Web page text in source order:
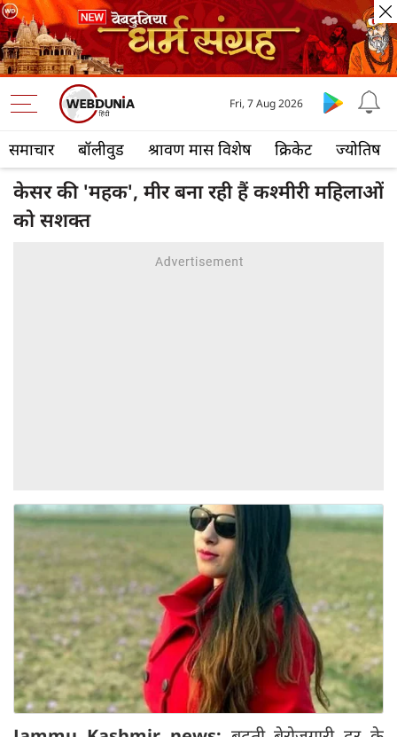
समाचार बॉलीवुड श्रावण मास विशेष क्रिकेट ज्योतिष
Fri, 7 Aug 2026
केसर की 'महक', मीर बना रही हैं कश्मीरी महिलाओं
को सशक्त